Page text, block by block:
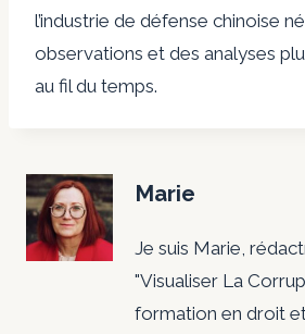
l’industrie de défense chinoise
observations et des analyses
au fil du temps.
Marie
Je suis Marie,
"Visualiser La
formation en droit